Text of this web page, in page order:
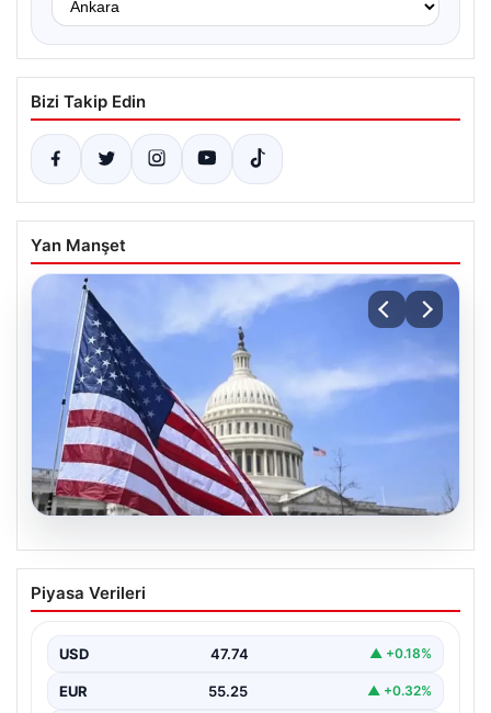
Bizi Takip Edin
Yan Manşet
Trump’ın Beyaz Saray’da Balo Salonu
İnşası Projesine Yasal Engel
Trump, Beyaz Saray’da yeni bir balo salonu inşa…
Piyasa Verileri
USD 47.74 ▲ +0.18%
EUR 55.25 ▲ +0.32%